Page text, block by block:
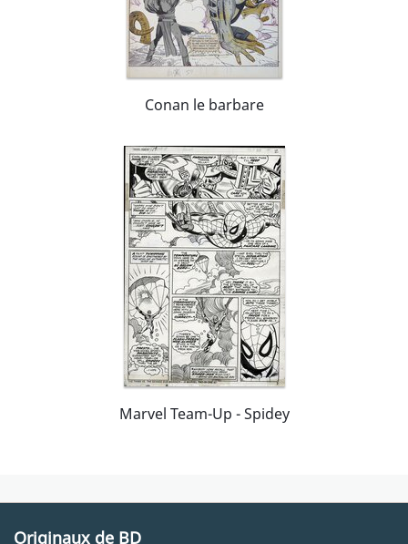
Conan le barbare
Marvel Team-Up - Spidey
Originaux de BD